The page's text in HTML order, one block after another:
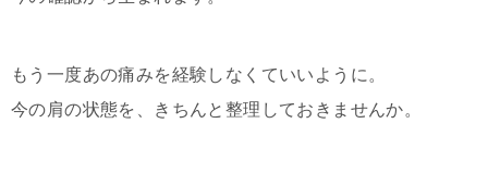
もう一度あの痛みを経験しなくていいように。
今の肩の状態を、きちんと整理しておきませんか。